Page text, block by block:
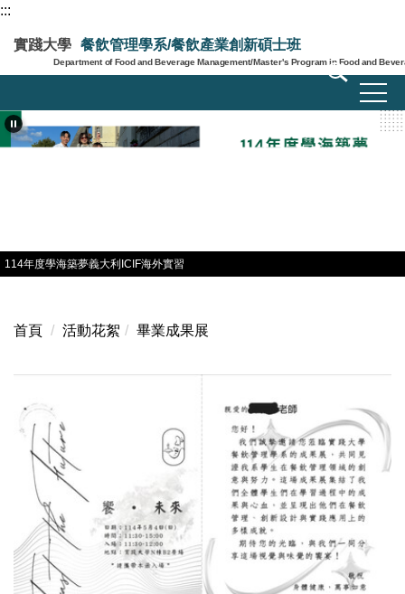
跳
到
主
要
容
區
:::
實踐大學 餐飲管理學系/餐飲產業創新碩士班
Department of Food and Beverage Management/Master's Program in Food and
114年度學海築夢義大利ICIF海外實習
首頁 活動花絮 畢業成果展